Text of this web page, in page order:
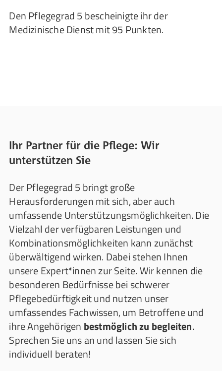
Den Pflegegrad 5 bescheinigte ihr der
Medizinische Dienst mit 95 Punkten.
Ihr Partner für die Pflege: Wir
unterstützen Sie
Der Pflegegrad 5 bringt große
Herausforderungen mit sich, aber auch
umfassende Unterstützungsmöglichkeiten. Die
Vielzahl der verfügbaren Leistungen und
Kombinationsmöglichkeiten kann zunächst
überwältigend wirken. Dabei stehen Ihnen
unsere Expert*innen zur Seite. Wir kennen die
besonderen Bedürfnisse bei schwerer
Pflegebedürftigkeit und nutzen unser
umfassendes Fachwissen, um Betroffene und
ihre Angehörigen bestmöglich zu begleiten.
Sprechen Sie uns an und lassen Sie sich
individuell beraten!